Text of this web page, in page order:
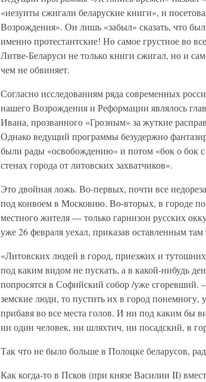
«иезуиты сжигали беларуские книги», и
Возрождения». Он лишь «забыл» сказать, что
именно протестантские! Но самое грустное во
Литве-Беларуси не только книги сжигал, но и
чем не обвиняет.
Согласно исследованиям ряда современных
нашего Возрождения и Реформации являлось
Ивана, прозванного «Грозным» за жуткие
Однако ведущий программы безудержно
были рады «освобождению» и потом «бок о бок
стенах города от литовских захватчиков».
Это двойная ложь. Во-первых, почти все
под конвоем в Московию. Во-вторых, в городе
местного жителя — только гарнизон русских
уже 26 февраля уехал, приказав оставленным
«Литовских людей в город, приезжих и
под каким видом не пускать, а в какой-нибудь
попросятся в Софийский собор /уже
земские люди, то пустить их в город
прибавя во все места голов. И ни под каким бы
ни один человек, ни шляхтич, ни посадский, в
Так что не было больше в Полоцке беларусов,
Как когда-то в Псков (при князе Василии II)